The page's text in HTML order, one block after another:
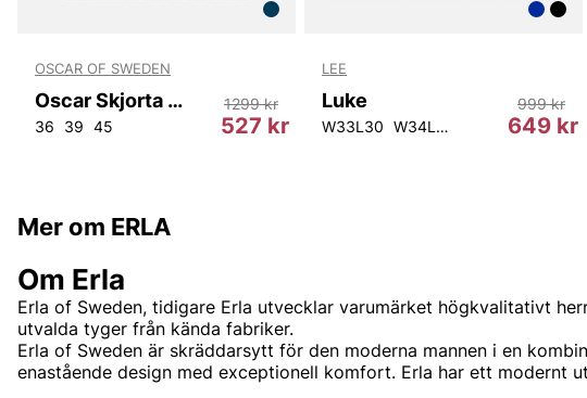
OSCAR OF SWEDEN
Oscar Skjorta 6170 Slim
36 39 45 527 kr
1299 kr
LEE
Luke
W33L30 W34L30 W28L32 W32L32
649 kr
999 kr
Mer om ERLA
Om Erla
Erla of Sweden, tidigare Erla utvecklar varumärket högkvalitativt
utvalda tyger från kända fabriker.
Erla of Sweden är skräddarsytt för den moderna mannen i en
enastående design med exceptionell komfort. Erla har ett modernt